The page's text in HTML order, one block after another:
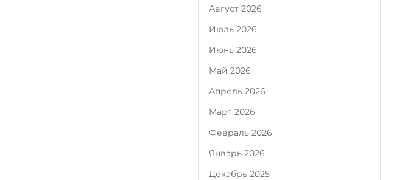
Август 2026
Июль 2026
Июнь 2026
Май 2026
Апрель 2026
Март 2026
Февраль 2026
Январь 2026
Декабрь 2025